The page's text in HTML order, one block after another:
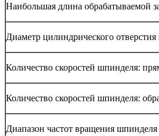
Наибольшая длина обрабатываемой
Диаметр цилиндрического
Количество скоростей шпинделя:
Количество скоростей шпинделя:
Диапазон частот вращения